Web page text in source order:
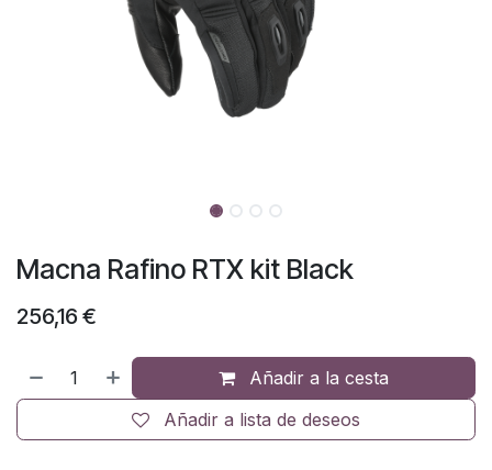
Macna Rafino RTX kit Black
256,16 €
Añadir a la cesta
Añadir a lista de deseos